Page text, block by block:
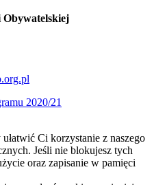
2020/21
Ci korzystanie z naszego
Jeśli nie blokujesz tych
oraz zapisanie w pamięci